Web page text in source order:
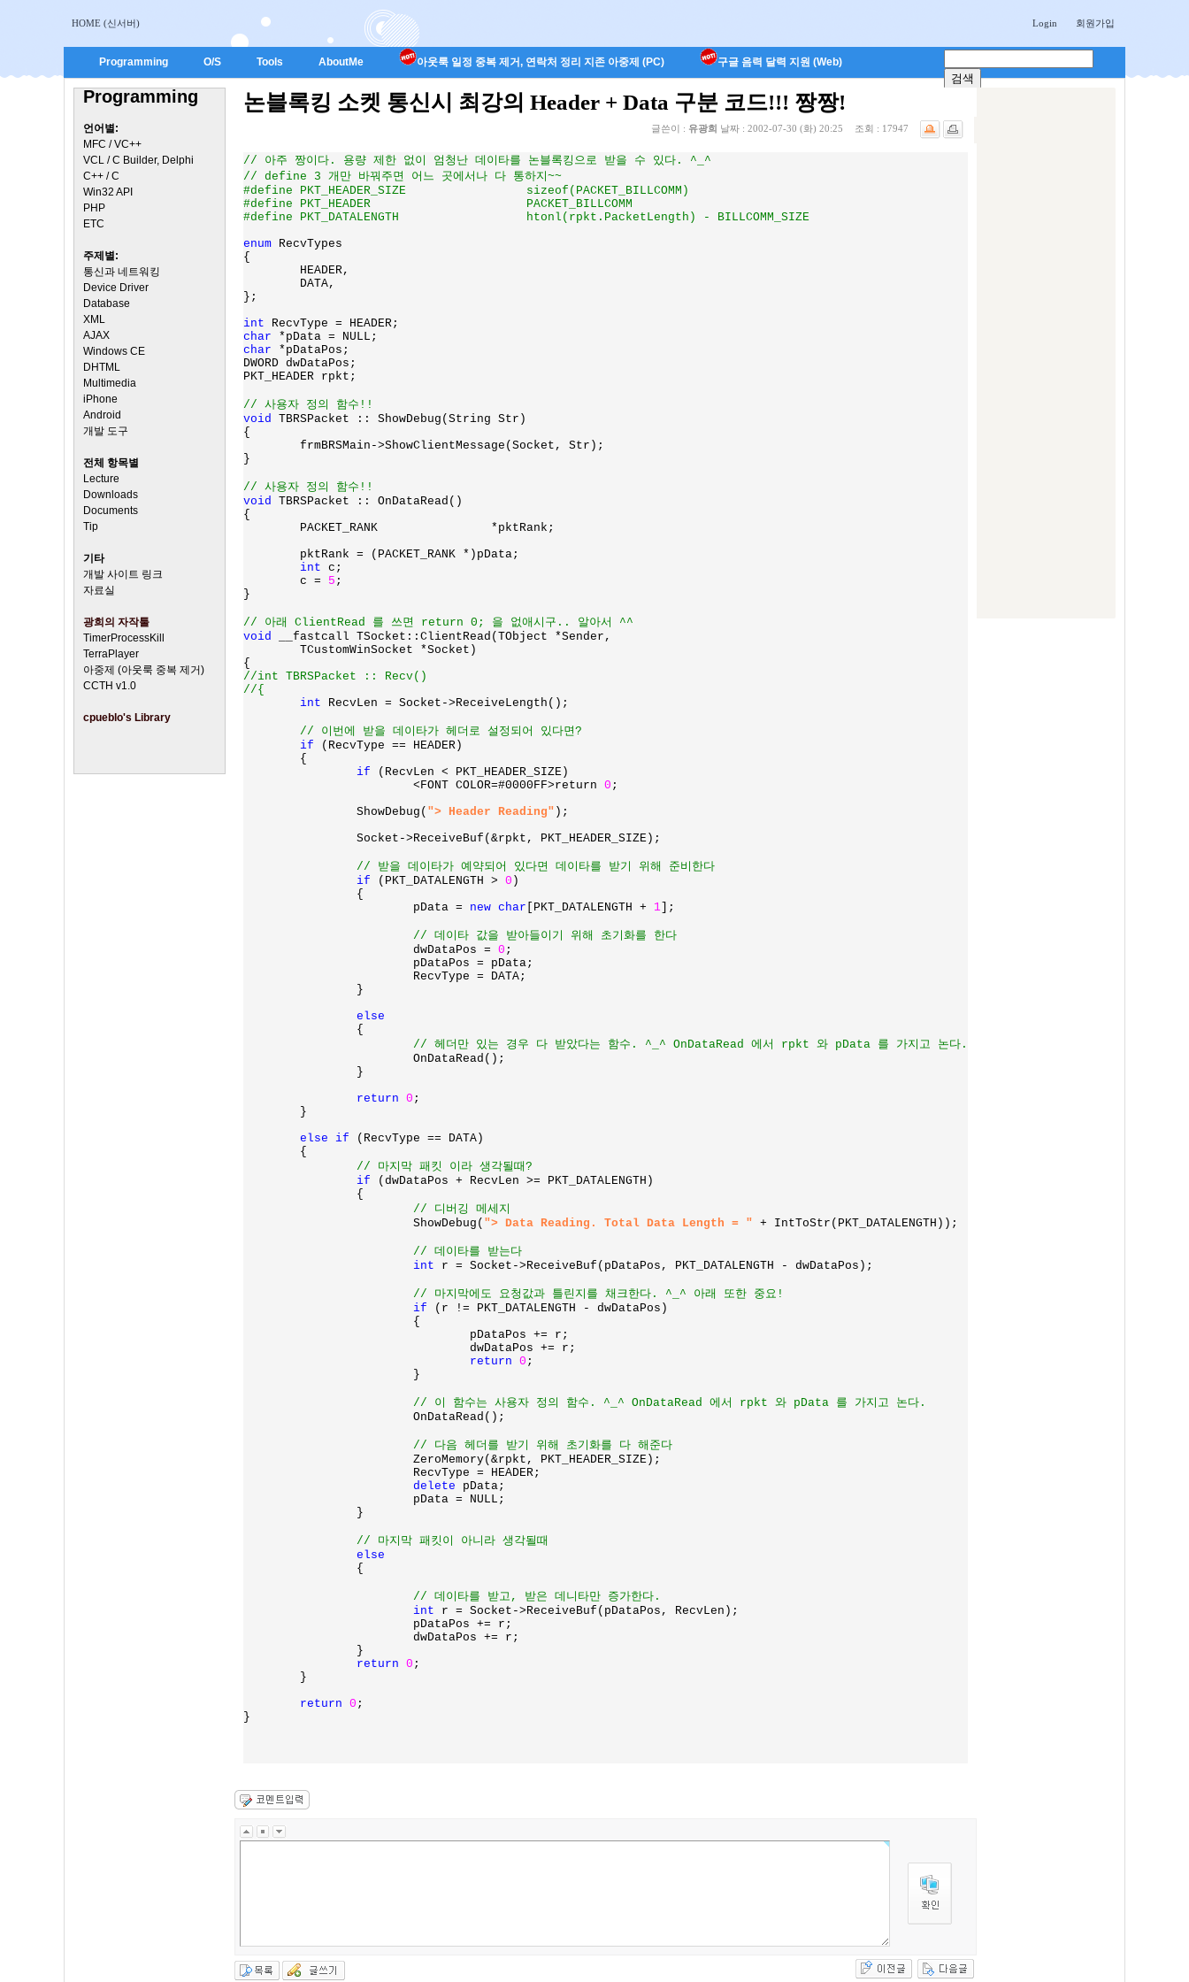
HOME (신서버) Login 회원가입
Programming O/S Tools AboutMe 아웃룩 일정 중복 제거, 연락처 정리 지존 아중제 (PC) 구글 음력 달력 지원 (Web)
Programming
언어별:
MFC / VC++
VCL / C Builder, Delphi
C++ / C
Win32 API
PHP
ETC
주제별:
통신과 네트워킹
Device Driver
Database
XML
AJAX
Windows CE
DHTML
Multimedia
iPhone
Android
개발 도구
전체 항목별
Lecture
Downloads
Documents
Tip
기타
개발 사이트 링크
자료실
광희의 자작툴
TimerProcessKill
TerraPlayer
아중제 (아웃룩 중복 제거)
CCTH v1.0
cpueblo's Library
논블록킹 소켓 통신시 최강의 Header + Data 구분 코드!!! 짱짱!
글쓴이 : 유광희 날짜 : 2002-07-30 (화) 20:25 조회 : 17947
// 아주 짱이다. 용량 제한 없이 엄청난 데이타를 논블록킹으로 받을 수 있다. ^_^
// define 3 개만 바꿔주면 어느 곳에서나 다 통하지~~
#define PKT_HEADER_SIZE			sizeof(PACKET_BILLCOMM)
#define PKT_HEADER			PACKET_BILLCOMM
#define PKT_DATALENGTH			htonl(rpkt.PacketLength) - BILLCOMM_SIZE
enum RecvTypes
{
        HEADER,
        DATA,
};
int
char
char *pDataPos;
DWORD dwDataPos;
PKT_HEADER rpkt;
void TBRSPacket :: ShowDebug(String Str)
{
}
void TBRSPacket :: OnDataRead()
{
int c;
	c =
5 ;
}
void
__fastcall TSocket::ClientRead(TObject *Sender,
//int TBRSPacket :: Recv()
//{
int RecvLen = Socket->ReceiveLength();
// 이번에 받을 데이타가 헤더로 설정되어 있다면?
if
(RecvType == HEADER)
if
(RecvLen < PKT_HEADER_SIZE)
			<FONT COLOR=#0000FF>return
0 ;
		ShowDebug(
"> Header Reading" );
// 받을 데이타가 예약되어 있다면 데이타를 받기 위해 준비한다
if
(PKT_DATALENGTH > 0 )
			pData =
new char [PKT_DATALENGTH + 1 ];
// 데이타 값을 받아들이기 위해 초기화를 한다
dwDataPos = 0 ;
else
{
// 헤더만 있는 경우 다 받았다는 함수. ^_^ OnDataRead 에서 rpkt 와 pData 를 가지고 논다.
OnDataRead();
return 0 ;
        }
else if
(RecvType == DATA)
// 마지막 패킷 이라 생각될때?
if
(dwDataPos + RecvLen >= PKT_DATALENGTH)
// 디버깅 메세지
ShowDebug( "> Data Reading. Total Data Length = " + IntToStr(PKT_DATALENGTH));
// 데이타를 받는다
int r = Socket->ReceiveBuf(pDataPos, PKT_DATALENGTH - dwDataPos);
// 마지막에도 요청값과 틀린지를 채크한다. ^_^ 아래 또한 중요!
if
(r != PKT_DATALENGTH - dwDataPos)
return 0 ;
// 이 함수는 사용자 정의 함수. ^_^ OnDataRead 에서 rpkt 와 pData 를 가지고 논다.
OnDataRead();
// 다음 헤더를 받기 위해 초기화를 다 해준다
ZeroMemory(&rpkt, PKT_HEADER_SIZE);
delete pData;
// 마지막 패킷이 아니라 생각될때
else
{
// 데이타를 받고, 받은 데니타만 증가한다.
int r = Socket->ReceiveBuf(pDataPos, RecvLen);
return 0 ;
return 0 ;
}